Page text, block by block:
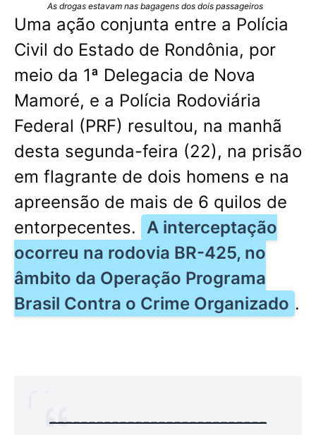
As drogas estavam nas bagagens dos dois passageiros
Uma ação conjunta entre a Polícia
Civil do Estado de Rondônia, por
meio da 1ª Delegacia de Nova
Mamoré, e a Polícia Rodoviária
Federal (PRF) resultou, na manhã
desta segunda-feira (22), na prisão
em flagrante de dois homens e na
apreensão de mais de 6 quilos de
entorpecentes. A interceptação
ocorreu na rodovia BR-425, no
âmbito da Operação Programa
Brasil Contra o Crime Organizado .
----------------------------